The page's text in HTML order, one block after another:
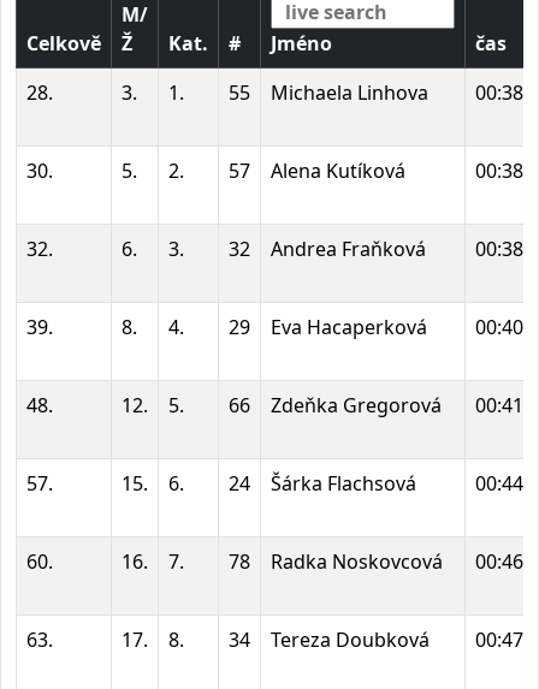
Celkově
M/
Ž
Kat. # Jméno
čas
28.
3. 1. 55 Michaela Linhova
30. 5. 2. 57 Alena Kutíková
32. 6. 3. 32 Andrea Fraňková
39. 8. 4. 29 Eva Hacaperková
48. 12. 5. 66 Zdeňka Gregorová
57. 15. 6. 24 Šárka Flachsová
60. 16. 7. 78 Radka Noskovcová
63. 17. 8. 34 Tereza Doubková